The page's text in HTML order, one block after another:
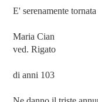
E' serenamente
Maria Cian
ved. Rigato
di anni 103